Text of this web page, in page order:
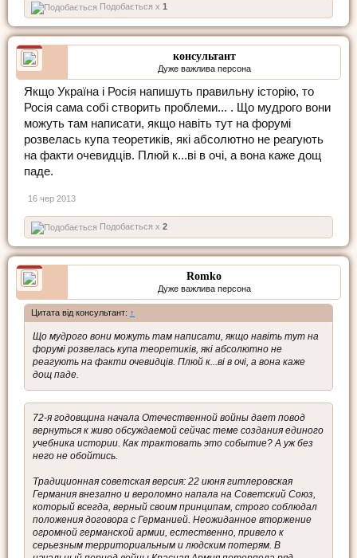
Подобається x 1
консультант
Дуже важлива персона
Якщо Україна і Росія напишуть правильну історію, то
Росія сама собі створить проблеми... . Що мудрого вони
можуть там написати, якщо навіть тут на форумі
розвелась купа теоретиків, які абсолютно не реагують
на факти очевидців. Плюй к...ві в очі, а вона каже дощ
паде.
16 чер 2013
Подобається x 2
Romko
Дуже важлива персона
Цитата від консультант: ↑
Що мудрого вони можуть там написати, якщо навіть тут на
форумі розвелась купа теоретиків, які абсолютно не
реагують на факти очевидців. Плюй к...ві в очі, а вона каже
дощ паде.
72-я годовщина начала Отечественной войны дает повод
вернуться к живо обсуждаемой сейчас теме создания единого
учебника истории. Как трактовать это событие? А уж без
него не обойтись.
Традиционная советская версия: 22 июня гитлеровская
Германия внезапно и вероломно напала на Советский Союз,
который всегда, верный своим принципам, строго соблюдал
положения договора с Германией. Неожиданное вторжение
огромной германской армии, естественно, привело к
серьезным территориальным и людским потерям. В